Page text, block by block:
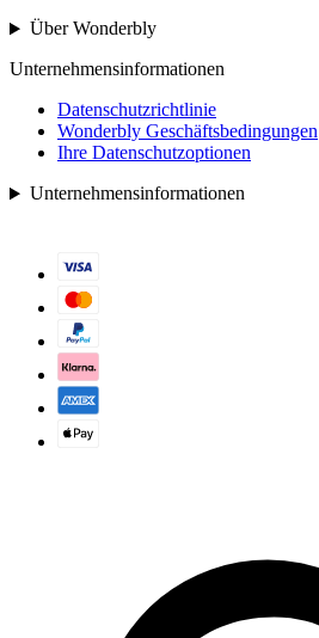
Über Wonderbly
Unternehmensinformationen
Datenschutzrichtlinie
Wonderbly Geschäftsbedingungen
Ihre Datenschutzoptionen
Unternehmensinformationen